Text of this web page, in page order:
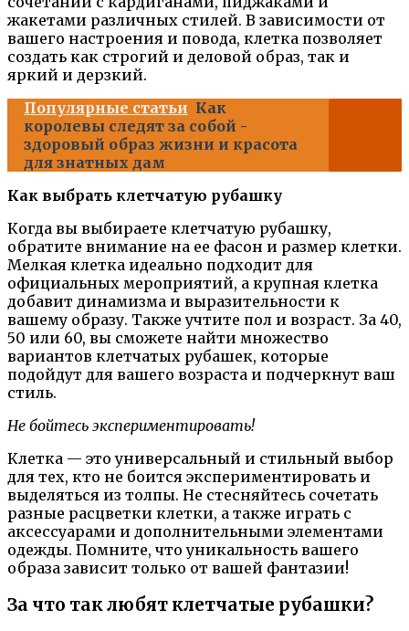
жакетами различных стилей. В зависимости от
вашего настроения и повода, клетка позволяет
создать как строгий и деловой образ, так и
яркий и дерзкий.
Популярные статьи Как
королевы следят за собой -
здоровый образ жизни и красота
для знатных дам
Как выбрать клетчатую рубашку
Когда вы выбираете клетчатую рубашку,
обратите внимание на ее фасон и размер клетки.
Мелкая клетка идеально подходит для
официальных мероприятий, а крупная клетка
добавит динамизма и выразительности к
вашему образу. Также учтите пол и возраст. За 40,
50 или 60, вы сможете найти множество
вариантов клетчатых рубашек, которые
подойдут для вашего возраста и подчеркнут ваш
стиль.
Не бойтесь экспериментировать!
Клетка — это универсальный и стильный выбор
для тех, кто не боится экспериментировать и
выделяться из толпы. Не стесняйтесь сочетать
разные расцветки клетки, а также играть с
аксессуарами и дополнительными элементами
одежды. Помните, что уникальность вашего
образа зависит только от вашей фантазии!
За что так любят клетчатые рубашки?